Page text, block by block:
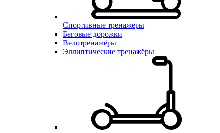
Спортивные тренажеры
Беговые дорожки
Велотренажёры
Эллиптические тренажёры